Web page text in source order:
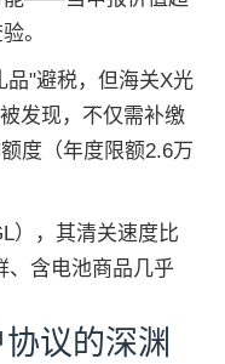
。
品"避税，但海关X光
发现，不仅需补缴
度（年度限额2.6万
），其清关速度比
、含电池商品几乎
议的深渊